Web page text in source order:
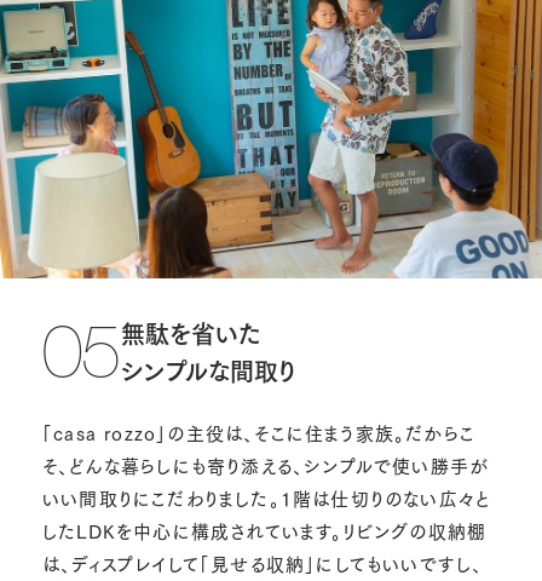
05無駄を省いた
シンプルな間取り
「casa rozzo」の主役は、そこに住まう家族。だからこ
そ、どんな暮らしにも寄り添える、シンプルで使い勝手が
いい間取りにこだわりました。1階は仕切りのない広々と
したLDKを中心に構成されています。リビングの収納棚
は、ディスプレイして「見せる収納」にしてもいいですし、